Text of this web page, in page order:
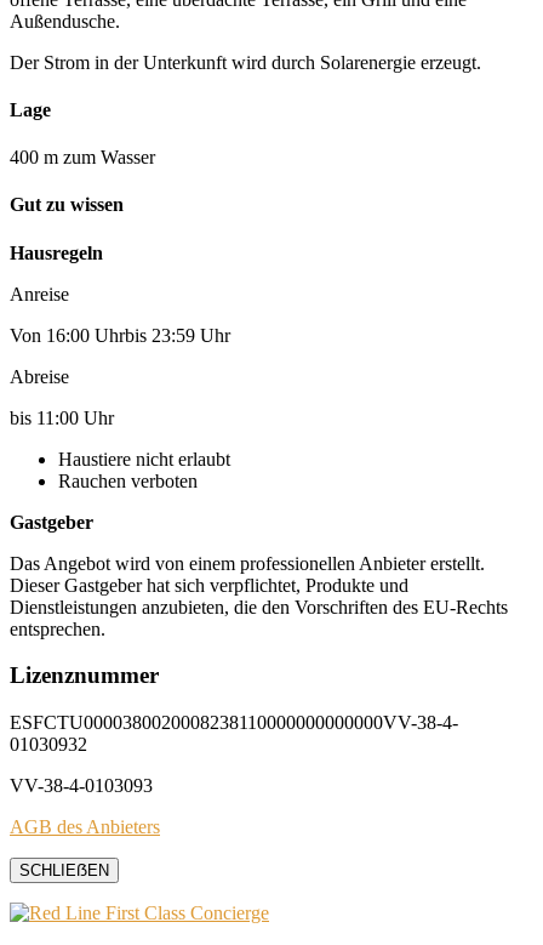
Außendusche.
Der Strom in der Unterkunft wird durch Solarenergie erzeugt.
Lage
400 m zum Wasser
Gut zu wissen
Hausregeln
Anreise
Von 16:00 Uhrbis 23:59 Uhr
Abreise
bis 11:00 Uhr
Haustiere nicht erlaubt
Rauchen verboten
Gastgeber
Das Angebot wird von einem professionellen Anbieter erstellt.
Dieser Gastgeber hat sich verpflichtet, Produkte und
Dienstleistungen anzubieten, die den Vorschriften des EU-Rechts
entsprechen.
Lizenznummer
ESFCTU0000380020008238110000000000000VV-38-4-
01030932
VV-38-4-0103093
AGB des Anbieters
SCHLIEẞEN